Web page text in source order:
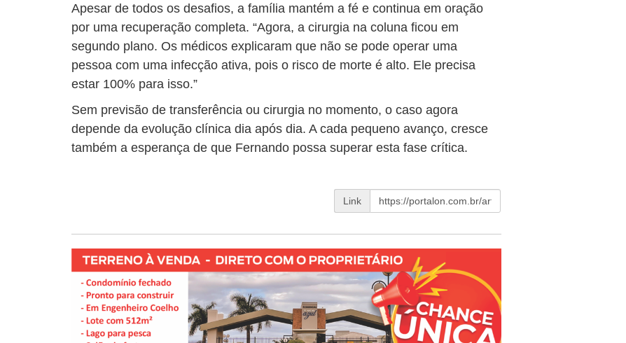
Apesar de todos os desafios, a família mantém a fé e continua em oração
por uma recuperação completa. “Agora, a cirurgia na coluna ficou em
segundo plano. Os médicos explicaram que não se pode operar uma
pessoa com uma infecção ativa, pois o risco de morte é alto. Ele precisa
estar 100% para isso.”
Sem previsão de transferência ou cirurgia no momento, o caso agora
depende da evolução clínica dia após dia. A cada pequeno avanço, cresce
também a esperança de que Fernando possa superar esta fase crítica.
Link